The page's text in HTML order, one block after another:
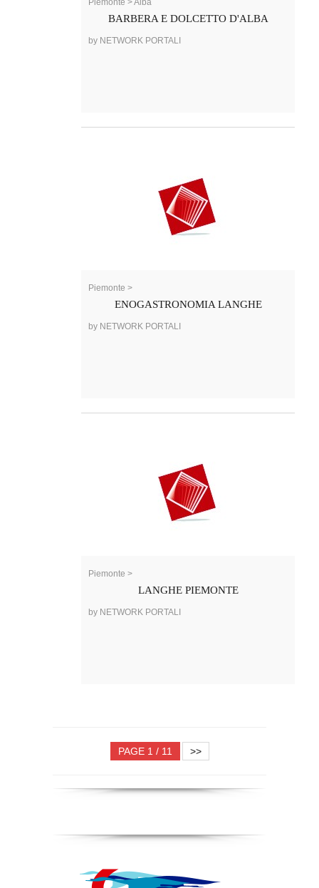
Piemonte > Alba
BARBERA E DOLCETTO D'ALBA
by NETWORK PORTALI
Piemonte >
ENOGASTRONOMIA LANGHE
by NETWORK PORTALI
Piemonte >
LANGHE PIEMONTE
by NETWORK PORTALI
PAGE 1 / 11 >>